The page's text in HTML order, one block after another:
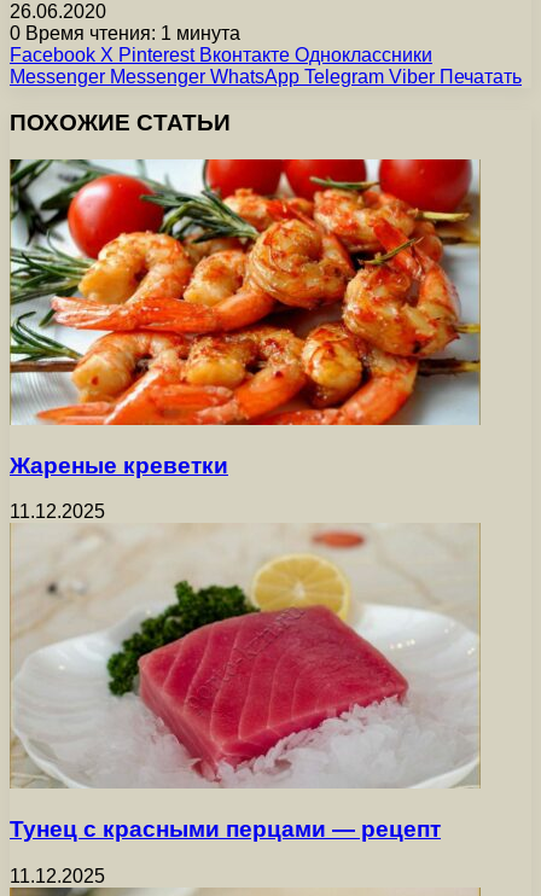
26.06.2020
0 Время чтения: 1 минута
Facebook X Pinterest Вконтакте Одноклассники
Messenger Messenger WhatsApp Telegram Viber Печатать
ПОХОЖИЕ СТАТЬИ
Жареные креветки
11.12.2025
Тунец с красными перцами — рецепт
11.12.2025